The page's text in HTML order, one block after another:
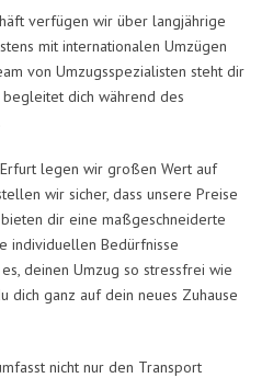
verfügen wir über langjährige
mit internationalen Umzügen
von Umzugsspezialisten steht dir
dich während des
legen wir großen Wert auf
wir sicher, dass unsere Preise
dir eine maßgeschneiderte
individuellen Bedürfnisse
deinen Umzug so stressfrei wie
dich ganz auf dein neues Zuhause
nicht nur den Transport